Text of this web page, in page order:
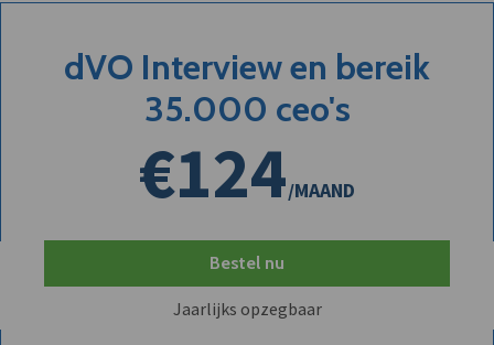
dVO Interview en bereik
35.000 ceo's
€124/MAAND
Bestel nu
Jaarlijks opzegbaar